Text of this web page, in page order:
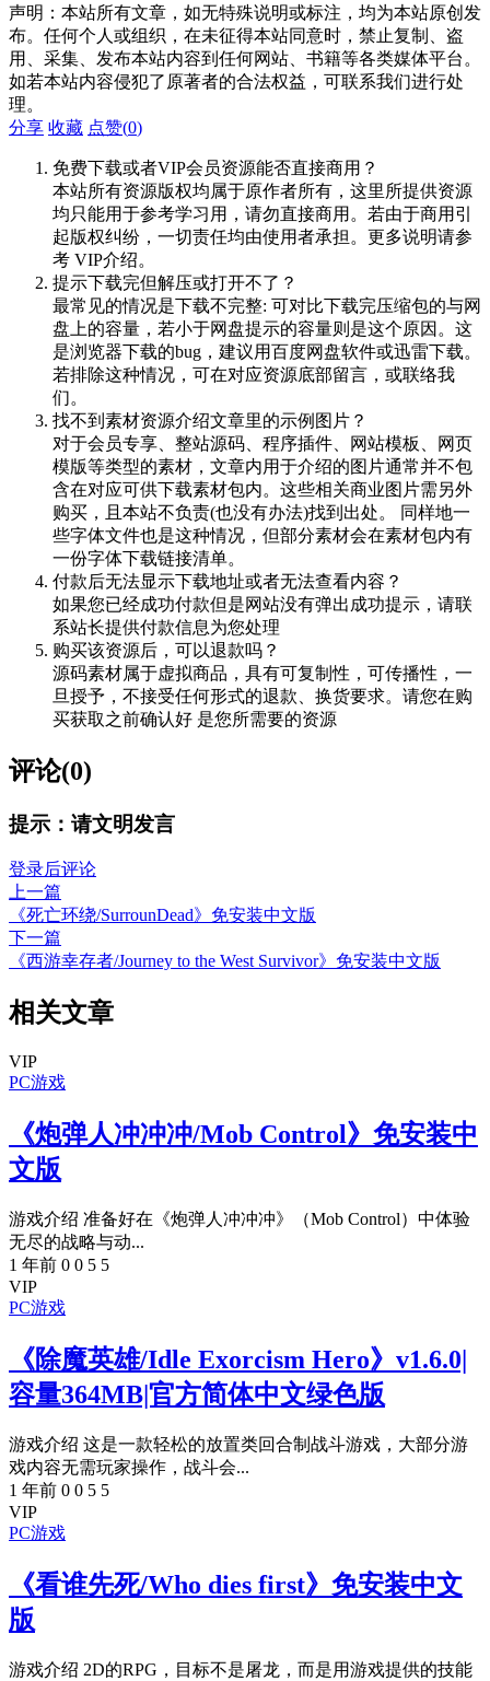
声明：本站所有文章，如无特殊说明或标注，均为本站原创发
布。任何个人或组织，在未征得本站同意时，禁止复制、盗
用、采集、发布本站内容到任何网站、书籍等各类媒体平台。
如若本站内容侵犯了原著者的合法权益，可联系我们进行处
理。
分享 收藏 点赞(0)
免费下载或者VIP会员资源能否直接商用？
本站所有资源版权均属于原作者所有，这里所提供资源
均只能用于参考学习用，请勿直接商用。若由于商用引
起版权纠纷，一切责任均由使用者承担。更多说明请参
考 VIP介绍。
提示下载完但解压或打开不了？
最常见的情况是下载不完整: 可对比下载完压缩包的与网
盘上的容量，若小于网盘提示的容量则是这个原因。这
是浏览器下载的bug，建议用百度网盘软件或迅雷下载。
若排除这种情况，可在对应资源底部留言，或联络我
们。
找不到素材资源介绍文章里的示例图片？
对于会员专享、整站源码、程序插件、网站模板、网页
模版等类型的素材，文章内用于介绍的图片通常并不包
含在对应可供下载素材包内。这些相关商业图片需另外
购买，且本站不负责(也没有办法)找到出处。 同样地一
些字体文件也是这种情况，但部分素材会在素材包内有
一份字体下载链接清单。
付款后无法显示下载地址或者无法查看内容？
如果您已经成功付款但是网站没有弹出成功提示，请联
系站长提供付款信息为您处理
购买该资源后，可以退款吗？
源码素材属于虚拟商品，具有可复制性，可传播性，一
旦授予，不接受任何形式的退款、换货要求。请您在购
买获取之前确认好 是您所需要的资源
评论(0)
提示：请文明发言
登录后评论
上一篇
《死亡环绕/SurrounDead》免安装中文版
下一篇
《西游幸存者/Journey to the West Survivor》免安装中文版
相关文章
VIP
PC游戏
《炮弹人冲冲冲/Mob Control》免安装中
文版
游戏介绍 准备好在《炮弹人冲冲冲》（Mob Control）中体验
无尽的战略与动...
1 年前 0 0 5 5
VIP
PC游戏
《除魔英雄/Idle Exorcism Hero》v1.6.0|
容量364MB|官方简体中文绿色版
游戏介绍 这是一款轻松的放置类回合制战斗游戏，大部分游
戏内容无需玩家操作，战斗会...
1 年前 0 0 5 5
VIP
PC游戏
《看谁先死/Who dies first》免安装中文
版
游戏介绍 2D的RPG，目标不是屠龙，而是用游戏提供的技能